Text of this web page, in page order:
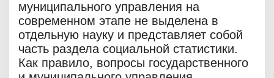
муниципального управления на
современном этапе не выделена в
отдельную науку и представляет собой
часть раздела социальной статистики.
Как правило, вопросы государственного